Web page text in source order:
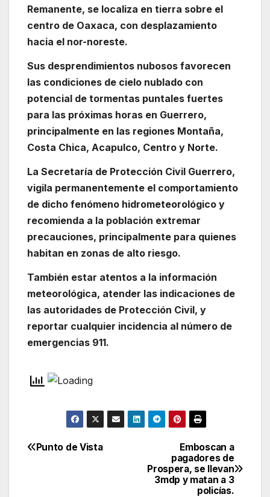
Remanente, se localiza en tierra sobre el
centro de Oaxaca, con desplazamiento
hacia el nor-noreste.
Sus desprendimientos nubosos favorecen
las condiciones de cielo nublado con
potencial de tormentas puntales fuertes
para las próximas horas en Guerrero,
principalmente en las regiones Montaña,
Costa Chica, Acapulco, Centro y Norte.
La Secretaría de Protección Civil Guerrero,
vigila permanentemente el comportamiento
de dicho fenómeno hidrometeorológico y
recomienda a la población extremar
precauciones, principalmente para quienes
habitan en zonas de alto riesgo.
También estar atentos a la información
meteorológica, atender las indicaciones de
las autoridades de Protección Civil, y
reportar cualquier incidencia al número de
emergencias 911.
Navegación
Emboscan a
pagadores de
Prospera, se llevan
3mdp y matan a 3
policías.
Punto de Vista